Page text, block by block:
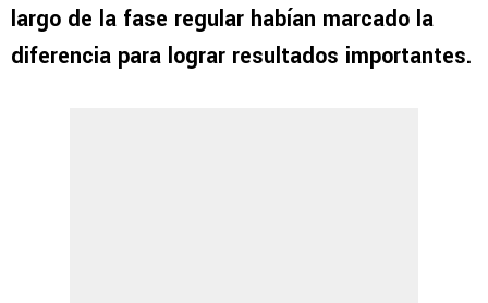
largo de la fase regular habían marcado la
diferencia para lograr resultados importantes.